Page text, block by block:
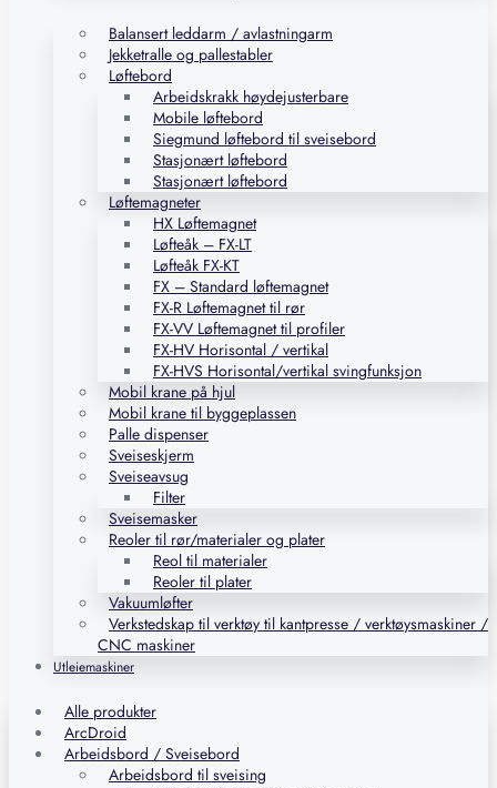
Balansert leddarm / avlastningarm
Jekketralle og pallestabler
Løftebord
Arbeidskrakk høydejusterbare
Mobile løftebord
Siegmund løftebord til sveisebord
Stasjonært løftebord
Stasjonært løftebord
Løftemagneter
HX Løftemagnet
Løfteåk – FX-LT
Løfteåk FX-KT
FX – Standard løftemagnet
FX-R Løftemagnet til rør
FX-VV Løftemagnet til profiler
FX-HV Horisontal / vertikal
FX-HVS Horisontal/vertikal svingfunksjon
Mobil krane på hjul
Mobil krane til byggeplassen
Palle dispenser
Sveiseskjerm
Sveiseavsug
Filter
Sveisemasker
Reoler til rør/materialer og plater
Reol til materialer
Reoler til plater
Vakuumløfter
Verkstedskap til verktøy til kantpresse / verktøysmaskiner /
CNC maskiner
Utleiemaskiner
Alle produkter
ArcDroid
Arbeidsbord / Sveisebord
Arbeidsbord til sveising